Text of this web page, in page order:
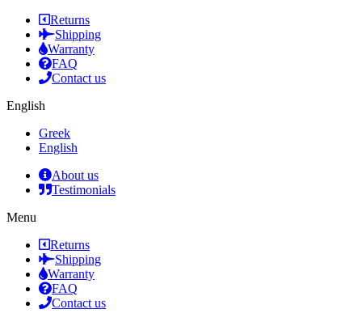
Returns
Shipping
Warranty
FAQ
Contact us
English
Greek
English
About us
Testimonials
Menu
Returns
Shipping
Warranty
FAQ
Contact us